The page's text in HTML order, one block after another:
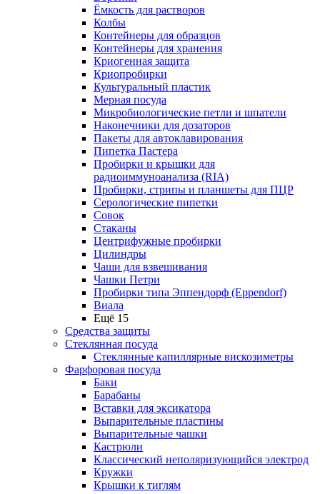
Ёмкость для растворов
Колбы
Контейнеры для образцов
Контейнеры для хранения
Криогенная защита
Криопробирки
Культуральный пластик
Мерная посуда
Микробиологические петли и шпатели
Наконечники для дозаторов
Пакеты для автоклавирования
Пипетка Пастера
Пробирки и крышки для
радиоиммуноанализа (RIA)
Пробирки, стрипы и планшеты для ПЦР
Серологические пипетки
Совок
Стаканы
Центрифужные пробирки
Цилиндры
Чаши для взвешивания
Чашки Петри
Пробирки типа Эппендорф (Eppendorf)
Виала
Ещё 15
Средства защиты
Стеклянная посуда
Стеклянные капиллярные вискозиметры
Фарфоровая посуда
Баки
Барабаны
Вставки для эксикатора
Выпарительные пластины
Выпарительные чашки
Кастрюли
Классический неполяризующийся электрод
Кружки
Крышки к тиглям